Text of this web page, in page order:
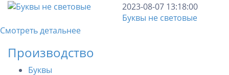
2023-08-07 13:18:00
Буквы не световые
Смотреть детальнее
Производство
Буквы